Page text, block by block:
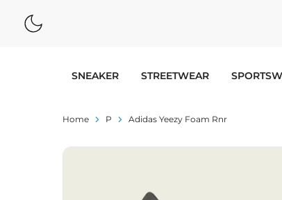
SNEAKER STREETWEAR
Home P Adidas Yeezy Foam Rnr